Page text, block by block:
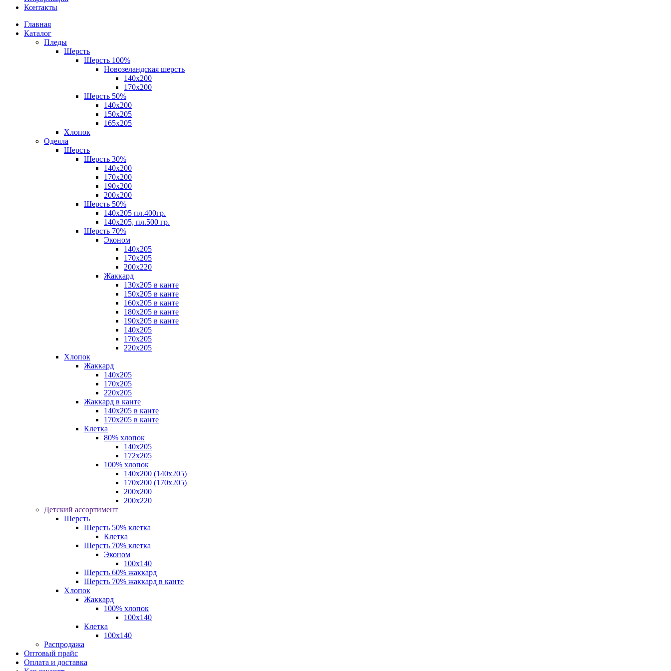
Контакты
Главная
Каталог
Пледы
Шерсть
Шерсть 100%
Новозеландская шерсть
140х200
170x200
Шерсть 50%
140x200
150х205
165х205
Хлопок
Одеяла
Шерсть
Шерсть 30%
140х200
170х200
190х200
200х200
Шерсть 50%
140х205 пл.400гр.
140х205, пл.500 гр.
Шерсть 70%
Эконом
140х205
170х205
200х220
Жаккард
130х205 в канте
150х205 в канте
160х205 в канте
180х205 в канте
190х205 в канте
140х205
170х205
220х205
Хлопок
Жаккард
140x205
170х205
220х205
Жаккард в канте
140х205 в канте
170х205 в канте
Клетка
80% хлопок
140x205
172х205
100% хлопок
140x200 (140х205)
170x200 (170х205)
200х200
200х220
Детский ассортимент
Шерсть
Шерсть 50% клетка
Клетка
Шерсть 70% клетка
Эконом
100x140
Шерсть 60% жаккард
Шерсть 70% жаккард в канте
Хлопок
Жаккард
100% хлопок
100x140
Клетка
100х140
Распродажа
Оптовый прайс
Оплата и доставка